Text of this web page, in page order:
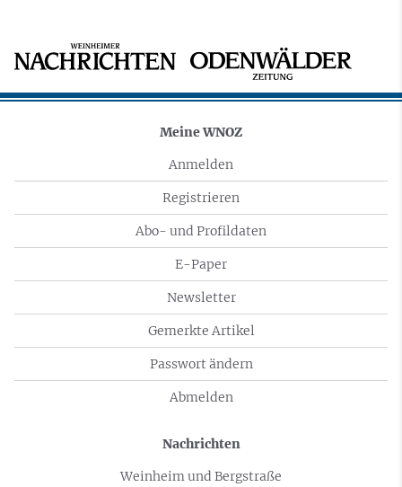
Meine WNOZ
Anmelden
Registrieren
Abo- und Profildaten
E-Paper
Newsletter
Gemerkte Artikel
Passwort ändern
Abmelden
Nachrichten
Weinheim und Bergstraße